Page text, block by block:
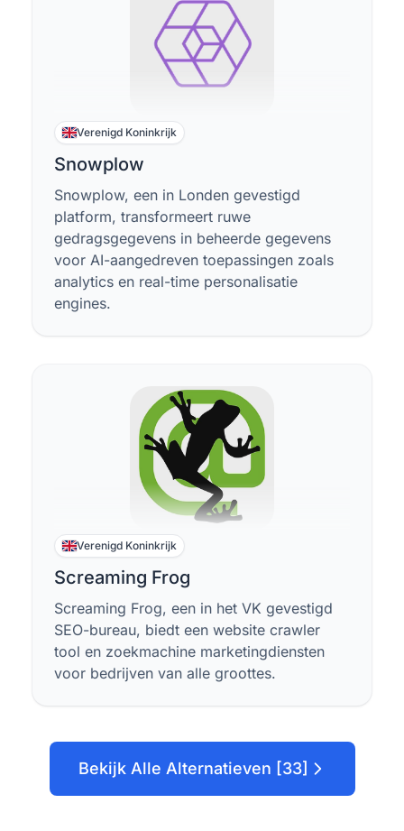
Verenigd Koninkrijk
Snowplow
Snowplow, een in Londen gevestigd
platform, transformeert ruwe
gedragsgegevens in beheerde gegevens
voor AI-aangedreven toepassingen zoals
analytics en real-time personalisatie
engines.
Verenigd Koninkrijk
Screaming Frog
Screaming Frog, een in het VK gevestigd
SEO-bureau, biedt een website crawler
tool en zoekmachine marketingdiensten
voor bedrijven van alle groottes.
Bekijk Alle Alternatieven [33]